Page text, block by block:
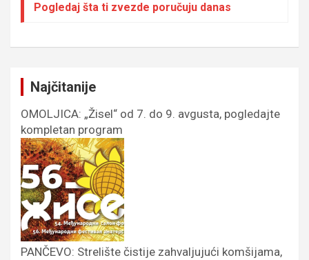
Pogledaj šta ti zvezde poručuju danas
Najčitanije
OMOLJICA: „Žisel“ od 7. do 9. avgusta, pogledajte
kompletan program
PANČEVO: Strelište čistije zahvaljujući komšijama,